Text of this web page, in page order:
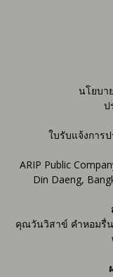
นโยบา
ป
ใบรับแจ้งการ
ARIP Public
Din Daeng,
คุณวันวิสาข์ คำหอมรื่